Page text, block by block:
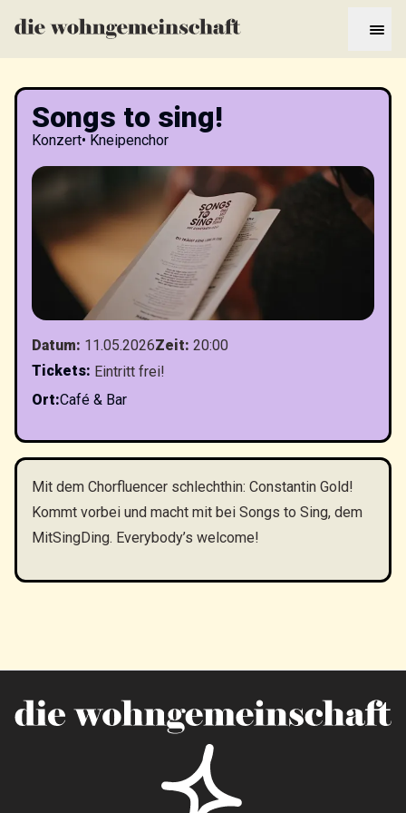
Songs to sing!
Konzert• Kneipenchor
Datum: 11.05.2026Zeit: 20:00
Tickets: Eintritt frei!
Ort:Café & Bar
Mit dem Chorfluencer schlechthin: Constantin Gold!
Kommt vorbei und macht mit bei Songs to Sing, dem
MitSingDing. Everybody’s welcome!